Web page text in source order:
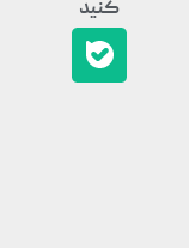
کنید